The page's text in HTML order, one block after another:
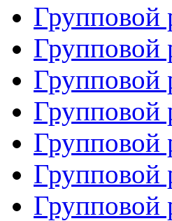
Групповой
Групповой
Групповой
Групповой
Групповой
Групповой
Групповой